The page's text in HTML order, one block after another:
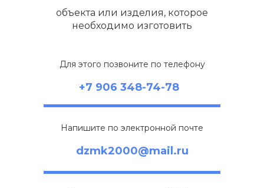
объекта или изделия, которое
необходимо изготовить
Для этого позвоните по телефону
+7 906 348-74-78
Напишите по электронной почте
dzmk2000@mail.ru